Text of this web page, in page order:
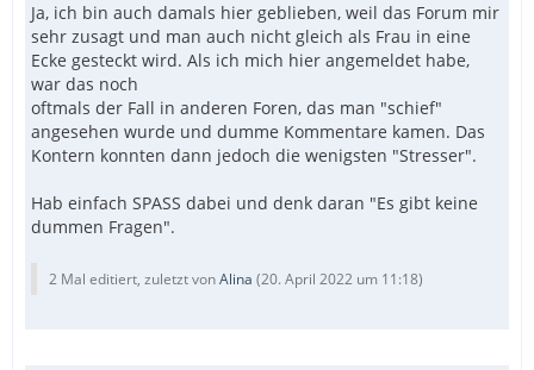
Ja, ich bin auch damals hier geblieben, weil das Forum mir
sehr zusagt und man auch nicht gleich als Frau in eine
Ecke gesteckt wird. Als ich mich hier angemeldet habe,
war das noch
oftmals der Fall in anderen Foren, das man "schief"
angesehen wurde und dumme Kommentare kamen. Das
Kontern konnten dann jedoch die wenigsten "Stresser".
Hab einfach SPASS dabei und denk daran "Es gibt keine
dummen Fragen".
2 Mal editiert, zuletzt vonAlina (20. April 2022 um 11:18)